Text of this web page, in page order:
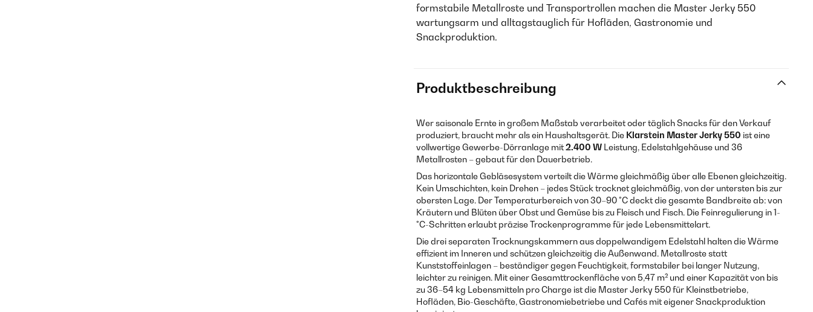
formstabile Metallroste und Transportrollen machen die Master Jerky 550
wartungsarm und alltagstauglich für Hofläden, Gastronomie und
Snackproduktion.
Produktbeschreibung
Wer saisonale Ernte in großem Maßstab verarbeitet oder täglich Snacks für den Verkauf
produziert, braucht mehr als ein Haushaltsgerät. Die Klarstein Master Jerky 550 ist eine
vollwertige Gewerbe-Dörranlage mit2.400 W Leistung, Edelstahlgehäuse und 36
Metallrosten – gebaut für den Dauerbetrieb.
Das horizontale Gebläsesystem verteilt die Wärme gleichmäßig über alle Ebenen gleichzeitig.
Kein Umschichten, kein Drehen – jedes Stück trocknet gleichmäßig, von der untersten bis zur
obersten Lage. Der Temperaturbereich von 30–90 °C deckt die gesamte Bandbreite ab: von
Kräutern und Blüten über Obst und Gemüse bis zu Fleisch und Fisch. Die Feinregulierung in 1-
°C-Schritten erlaubt präzise Trockenprogramme für jede Lebensmittelart.
Die drei separaten Trocknungskammern aus doppelwandigem Edelstahl halten die Wärme
effizient im Inneren und schützen gleichzeitig die Außenwand. Metallroste statt
Kunststoffeinlagen – beständiger gegen Feuchtigkeit, formstabiler bei langer Nutzung,
leichter zu reinigen. Mit einer Gesamttrockenfläche von 5,47 m² und einer Kapazität von bis
zu 36–54 kg Lebensmitteln pro Charge ist die Master Jerky 550 für Kleinstbetriebe,
Hofläden, Bio-Geschäfte, Gastronomiebetriebe und Cafés mit eigener Snackproduktion